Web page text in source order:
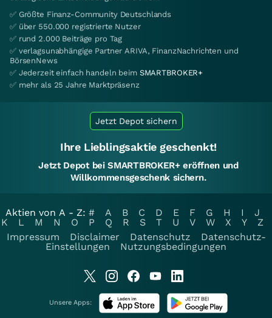
✅ Größte Finanz-Community Deutschlands
✅ über 550.000 registrierte Nutzer
✅ rund 2.000 Beiträge pro Tag
✅ verlagsunabhängige Partner ARIVA, FinanzNachrichten und
BörsenNews
✅ Jederzeit einfach handeln beim SMARTBROKER+
✅ mehr als 25 Jahre Marktpräsenz
Jetzt Depot sichern
Ihre Lieblingsaktie geschenkt!
Jetzt Depot bei SMARTBROKER+ eröffnen und
Willkommensgeschenk sichern.
Aktien von A - Z: # A B C D E F G H I
J
K
L M N O P Q R S T U V W X Y
Z
Impressum
Disclaimer Datenschutz
Datenschutz-
Einstellungen
Nutzungsbedingungen
Unsere Apps: